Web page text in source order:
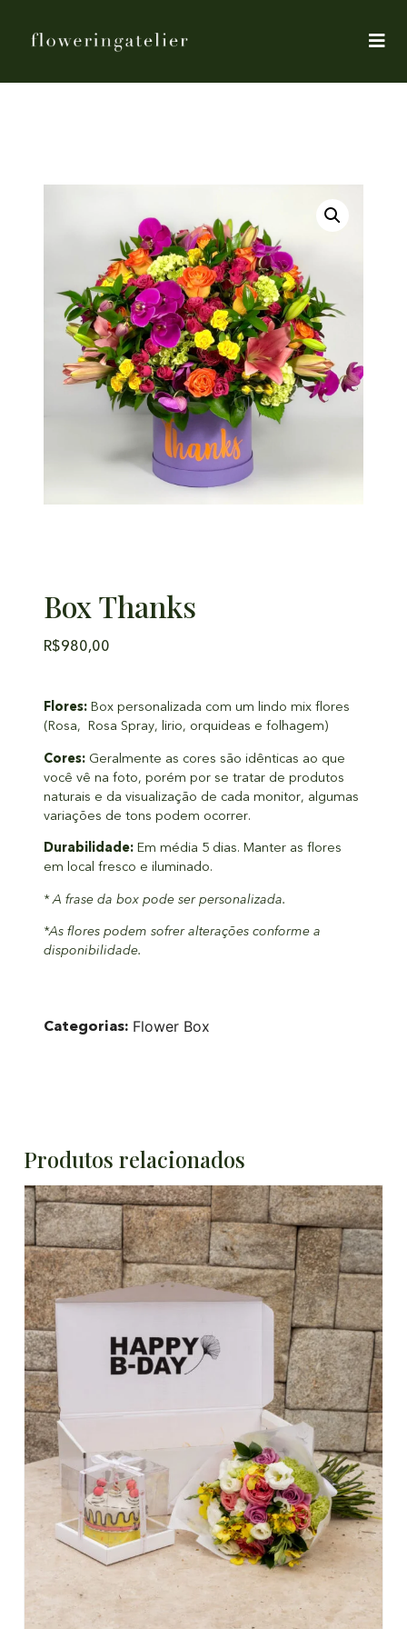
Box Thanks
R$980,00
Flores: Box personalizada com um lindo mix flores
(Rosa, Rosa Spray, lirio, orquideas e folhagem)
Cores: Geralmente as cores são idênticas ao que
você vê na foto, porém por se tratar de produtos
naturais e da visualização de cada monitor, algumas
variações de tons podem ocorrer.
Durabilidade: Em média 5 dias. Manter as flores
em local fresco e iluminado.
* A frase da box pode ser personalizada.
*As flores podem sofrer alterações conforme a
disponibilidade.
Categorias: Flower Box
Produtos relacionados
DETALHES